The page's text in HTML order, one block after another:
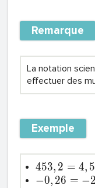
Remarque
La notation
effectuer des
Exemple
453, 2 = 4, 5
−0, 26 = −2